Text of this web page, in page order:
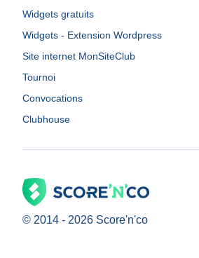
Widgets gratuits
Widgets - Extension Wordpress
Site internet MonSiteClub
Tournoi
Convocations
Clubhouse
© 2014 - 2026 Score'n'co